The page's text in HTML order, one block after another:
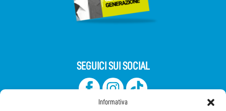
Informativa
SEGUICI SUI SOCIAL